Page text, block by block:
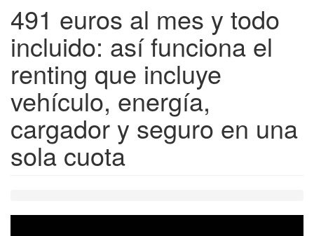
491 euros al mes y todo
incluido: así funciona el
renting que incluye
vehículo, energía,
cargador y seguro en una
sola cuota